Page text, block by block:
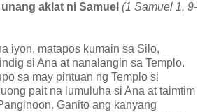
aklat ni Samuel (1 Samuel 1, 9-
iyon, matapos kumain sa Silo,
si Ana at nanalangin sa Templo.
sa may pintuan ng Templo si
pait na lumuluha si Ana at taimtim
Ganito ang kanyang